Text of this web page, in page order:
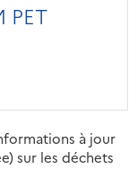
PET
à jour
sur les déchets